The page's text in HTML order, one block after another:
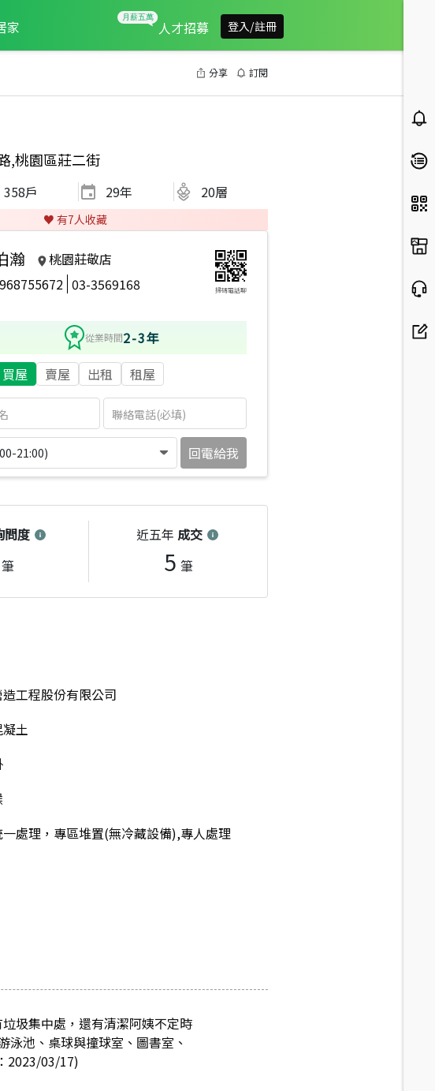
家 人才招募 登入/註冊
分享 訂閱
,桃園區莊二街
358戶 29年 20層
♥️ 有7人收藏
瀚
桃園莊敬店
03-3569168 掃碼電話聊
從業時間2-3年
買屋 賣屋 出租 租屋
21:00) 回電給我
問度
筆
近五年 成交
5 筆
工程股份有限公司
土
處理，專區堆置(無冷藏設備),專人處理
圾集中處，還有清潔阿姨不定時
池、桌球與撞球室、圖書室、
2023/03/17)